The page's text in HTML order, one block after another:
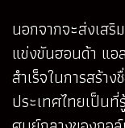
นอกจากจะส่งเส
แข่งขันฮอนด้า แ
สำเร็จในการสร้า
ประเทศไทยเป็นที่